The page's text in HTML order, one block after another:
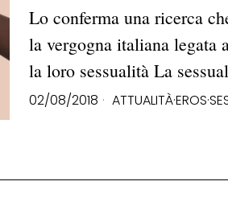
Lo conferma una ricerca
la vergogna italiana legata
la loro sessualità La
02/08/2018 ATTUALITÀ·EROS·